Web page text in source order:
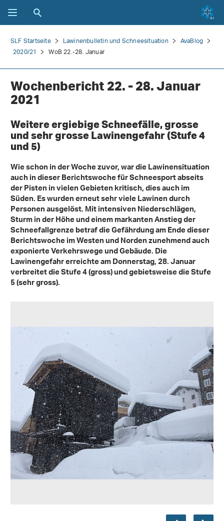
SLF Startseite Lawinenbulletin und Schneesituation
AvaBlog
2020/21
WoB 22.-28. Januar
Wochenbericht 22. - 28. Januar
2021
Weitere ergiebige Schneefälle, grosse
und sehr grosse Lawinengefahr (Stufe 4
und 5)
Wie schon in der Woche zuvor, war die Lawinensituation
auch in dieser Berichtswoche für Schneesport abseits
der Pisten in vielen Gebieten kritisch, dies auch im
Süden. Es wurden erneut sehr viele Lawinen durch
Personen ausgelöst. Mit intensiven Niederschlägen,
Sturm in der Höhe und einem markanten Anstieg der
Schneefallgrenze betraf die Gefährdung am Ende dieser
Berichtswoche im Westen und Norden zunehmend auch
exponierte Verkehrswege und Gebäude. Die
Lawinengefahr erreichte am Donnerstag, 28. Januar
verbreitet die Stufe 4 (gross) und gebietsweise die Stufe
5 (sehr gross).